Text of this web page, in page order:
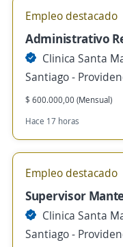
Empleo destacado
Administrativo
Clinica Santa
Santiago -
$ 600.000,00 (Mensual)
Hace 17 horas
Empleo destacado
Supervisor
Clinica Santa
Santiago -